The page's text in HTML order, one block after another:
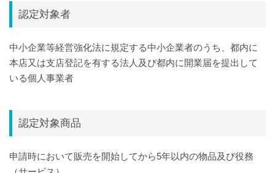
認定対象者
中小企業等経営強化法に規定する中小企業者のうち、都内に
本店又は支店登記を有する法人及び都内に開業届を提出して
いる個人事業者
認定対象商品
申請時において販売を開始してから5年以内の物品及び役務